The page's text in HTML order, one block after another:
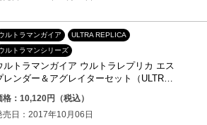
ルトラマンガイア
ULTRA REPLICA
ルトラマンシリーズ
ルトラマンガイア ウルトラレプリカ エス
レンダー＆アグレイターセット（ULTRA
REPLICA）
格：10,120円（税込）
売日：2017年10月06日